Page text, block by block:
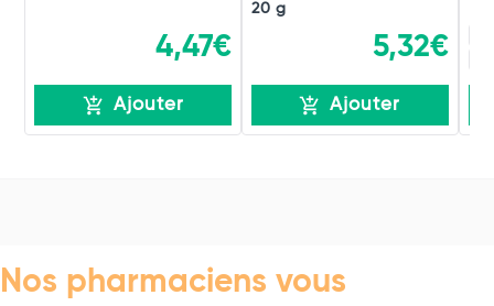
4,47€
Ajouter
20 g
5,32€
Ajouter
Nos pharmaciens vous